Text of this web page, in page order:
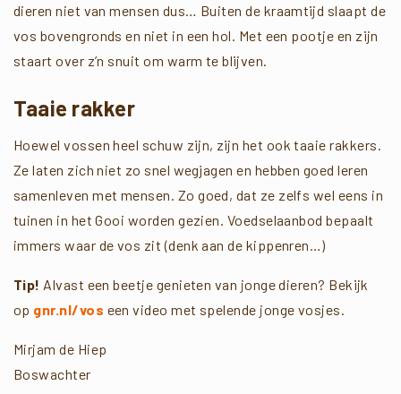
dieren niet van mensen dus… Buiten de kraamtijd slaapt de
vos bovengronds en niet in een hol. Met een pootje en zijn
staart over z’n snuit om warm te blijven.
Taaie rakker
Hoewel vossen heel schuw zijn, zijn het ook taaie rakkers.
Ze laten zich niet zo snel wegjagen en hebben goed leren
samenleven met mensen. Zo goed, dat ze zelfs wel eens in
tuinen in het Gooi worden gezien. Voedselaanbod bepaalt
immers waar de vos zit (denk aan de kippenren…)
Tip! Alvast een beetje genieten van jonge dieren? Bekijk
op gnr.nl/vos een video met spelende jonge vosjes.
Mirjam de Hiep
Boswachter